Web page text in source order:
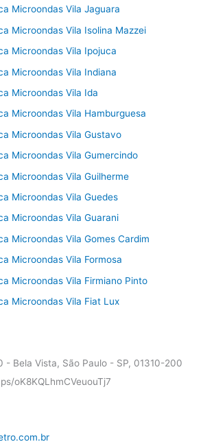
Microondas Vila Jaguara
Microondas Vila Isolina Mazzei
Microondas Vila Ipojuca
Microondas Vila Indiana
Microondas Vila Ida
Microondas Vila Hamburguesa
Microondas Vila Gustavo
Microondas Vila Gumercindo
Microondas Vila Guilherme
Microondas Vila Guedes
Microondas Vila Guarani
Microondas Vila Gomes Cardim
Microondas Vila Formosa
Microondas Vila Firmiano Pinto
Microondas Vila Fiat Lux
- Bela Vista, São Paulo - SP, 01310-200
oK8KQLhmCVeuouTj7